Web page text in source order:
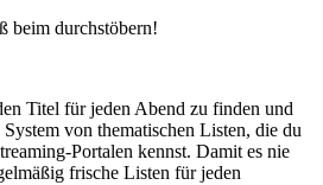
beim durchstöbern!
Titel für jeden Abend zu finden und
von thematischen Listen, die du
Portalen kennst. Damit es nie
frische Listen für jeden